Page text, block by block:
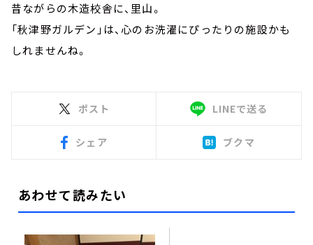
昔ながらの木造校舎に、里山。
「秋津野ガルデン」は、心のお洗濯にぴったりの施設かも
しれませんね。
ポスト LINEで送る
シェア ブクマ
あわせて読みたい